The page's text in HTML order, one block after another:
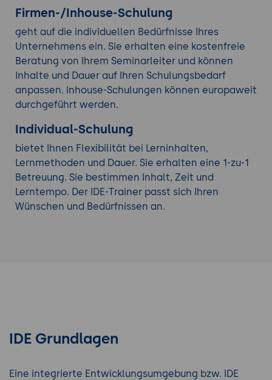
Firmen-/Inhouse-Schulung
geht auf die individuellen Bedürfnisse Ihres
Unternehmens ein. Sie erhalten eine kostenfreie
Beratung von Ihrem Seminarleiter und können
Inhalte und Dauer auf Ihren Schulungsbedarf
anpassen. Inhouse-Schulungen können europaweit
durchgeführt werden.
Individual-Schulung
bietet Ihnen Flexibilität bei Lerninhalten,
Lernmethoden und Dauer. Sie erhalten eine 1-zu-1
Betreuung. Sie bestimmen Inhalt, Zeit und
Lerntempo. Der IDE-Trainer passt sich Ihren
Wünschen und Bedürfnissen an.
IDE Grundlagen
Eine integrierte Entwicklungsumgebung bzw. IDE